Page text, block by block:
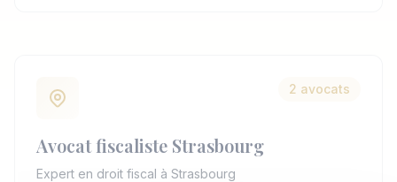
2 avocats
Avocat fiscaliste Strasbourg
Expert en droit fiscal à Strasbourg